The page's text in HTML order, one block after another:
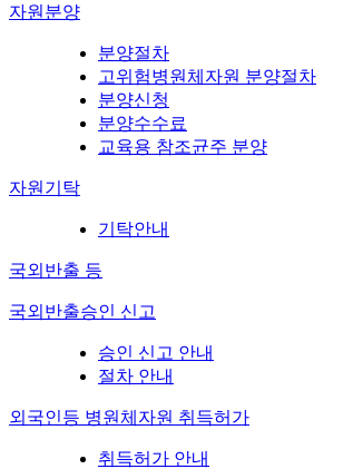
자원분양
분양절차
고위험병원체자원 분양절차
분양신청
분양수수료
교육용 참조균주 분양
자원기탁
기탁안내
국외반출 등
국외반출승인 신고
승인 신고 안내
절차 안내
외국인등 병원체자원 취득허가
취득허가 안내